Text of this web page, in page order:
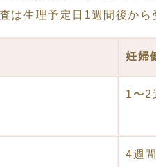
は生理予定日1週間後から
妊婦
1〜2
4週